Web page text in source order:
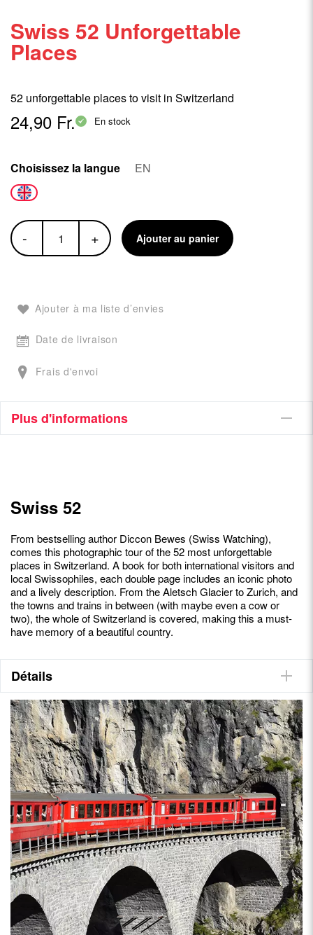
Swiss 52 Unforgettable
Places
52 unforgettable places to visit in Switzerland
24,90 Fr. En stock
Choisissez la langue EN
- + Ajouter au panier
Ajouter à ma liste d’envies
Date de livraison
Frais d'envoi
Plus d'informations
Swiss 52
From bestselling author Diccon Bewes (Swiss Watching),
comes this photographic tour of the 52 most unforgettable
places in Switzerland. A book for both international visitors and
local Swissophiles, each double page includes an iconic photo
and a lively description. From the Aletsch Glacier to Zurich, and
the towns and trains in between (with maybe even a cow or
two), the whole of Switzerland is covered, making this a must-
have memory of a beautiful country.
Détails